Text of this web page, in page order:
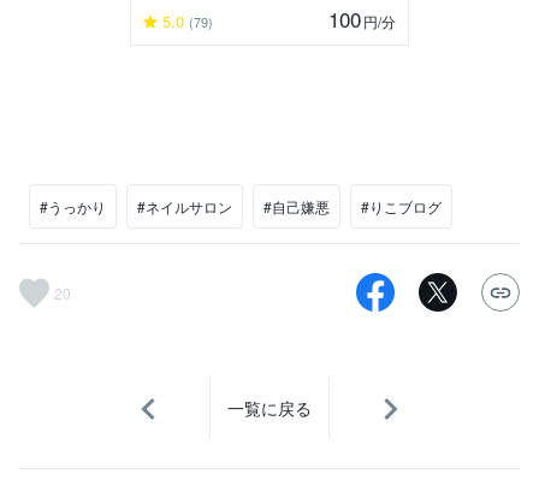
5.0 (79) 100円/分
#うっかり #ネイルサロン #自己嫌悪 #りこブログ
20
一覧に戻る